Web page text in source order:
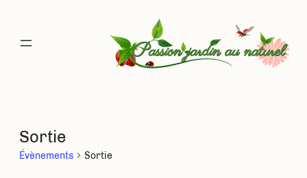
Sortie
Évènements Sortie